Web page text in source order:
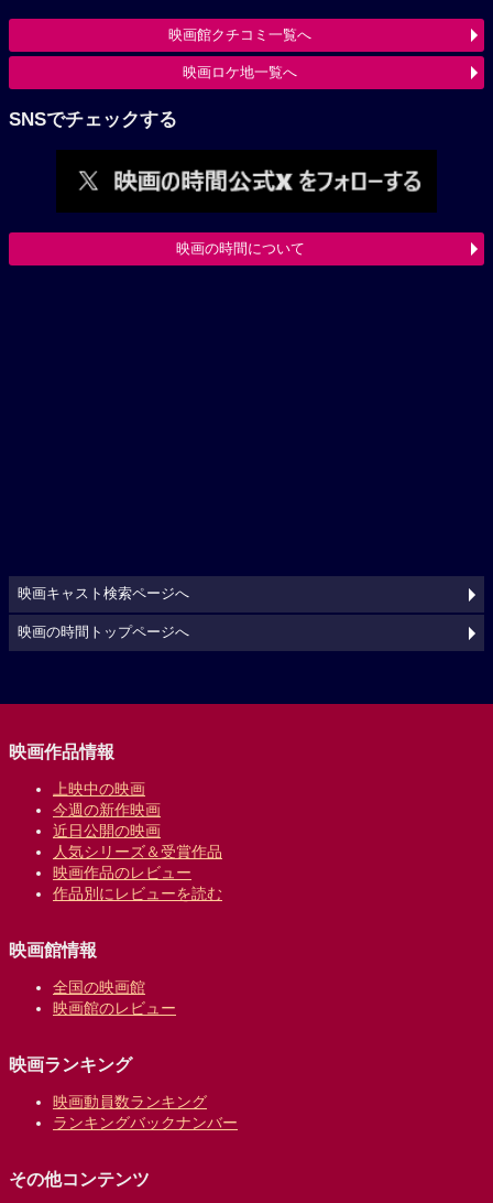
映画館クチコミ一覧へ
映画ロケ地一覧へ
SNSでチェックする
映画の時間について
映画キャスト検索ページへ
映画の時間トップページへ
映画作品情報
上映中の映画
今週の新作映画
近日公開の映画
人気シリーズ＆受賞作品
映画作品のレビュー
作品別にレビューを読む
映画館情報
全国の映画館
映画館のレビュー
映画ランキング
映画動員数ランキング
ランキングバックナンバー
その他コンテンツ